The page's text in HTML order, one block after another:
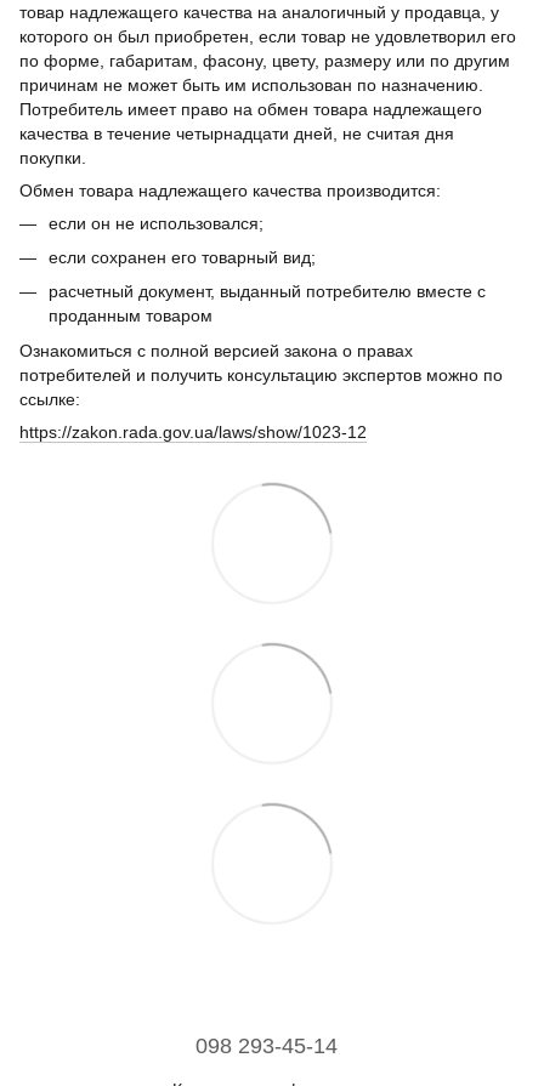
товар надлежащего качества на аналогичный у продавца, у
которого он был приобретен, если товар не удовлетворил его
по форме, габаритам, фасону, цвету, размеру или по другим
причинам не может быть им использован по назначению.
Потребитель имеет право на обмен товара надлежащего
качества в течение четырнадцати дней, не считая дня
покупки.
Обмен товара надлежащего качества производится:
если он не использовался;
если сохранен его товарный вид;
расчетный документ, выданный потребителю вместе с
проданным товаром
Ознакомиться с полной версией закона о правах
потребителей и получить консультацию экспертов можно по
ссылке:
https://zakon.rada.gov.ua/laws/show/1023-12
098 293-45-14